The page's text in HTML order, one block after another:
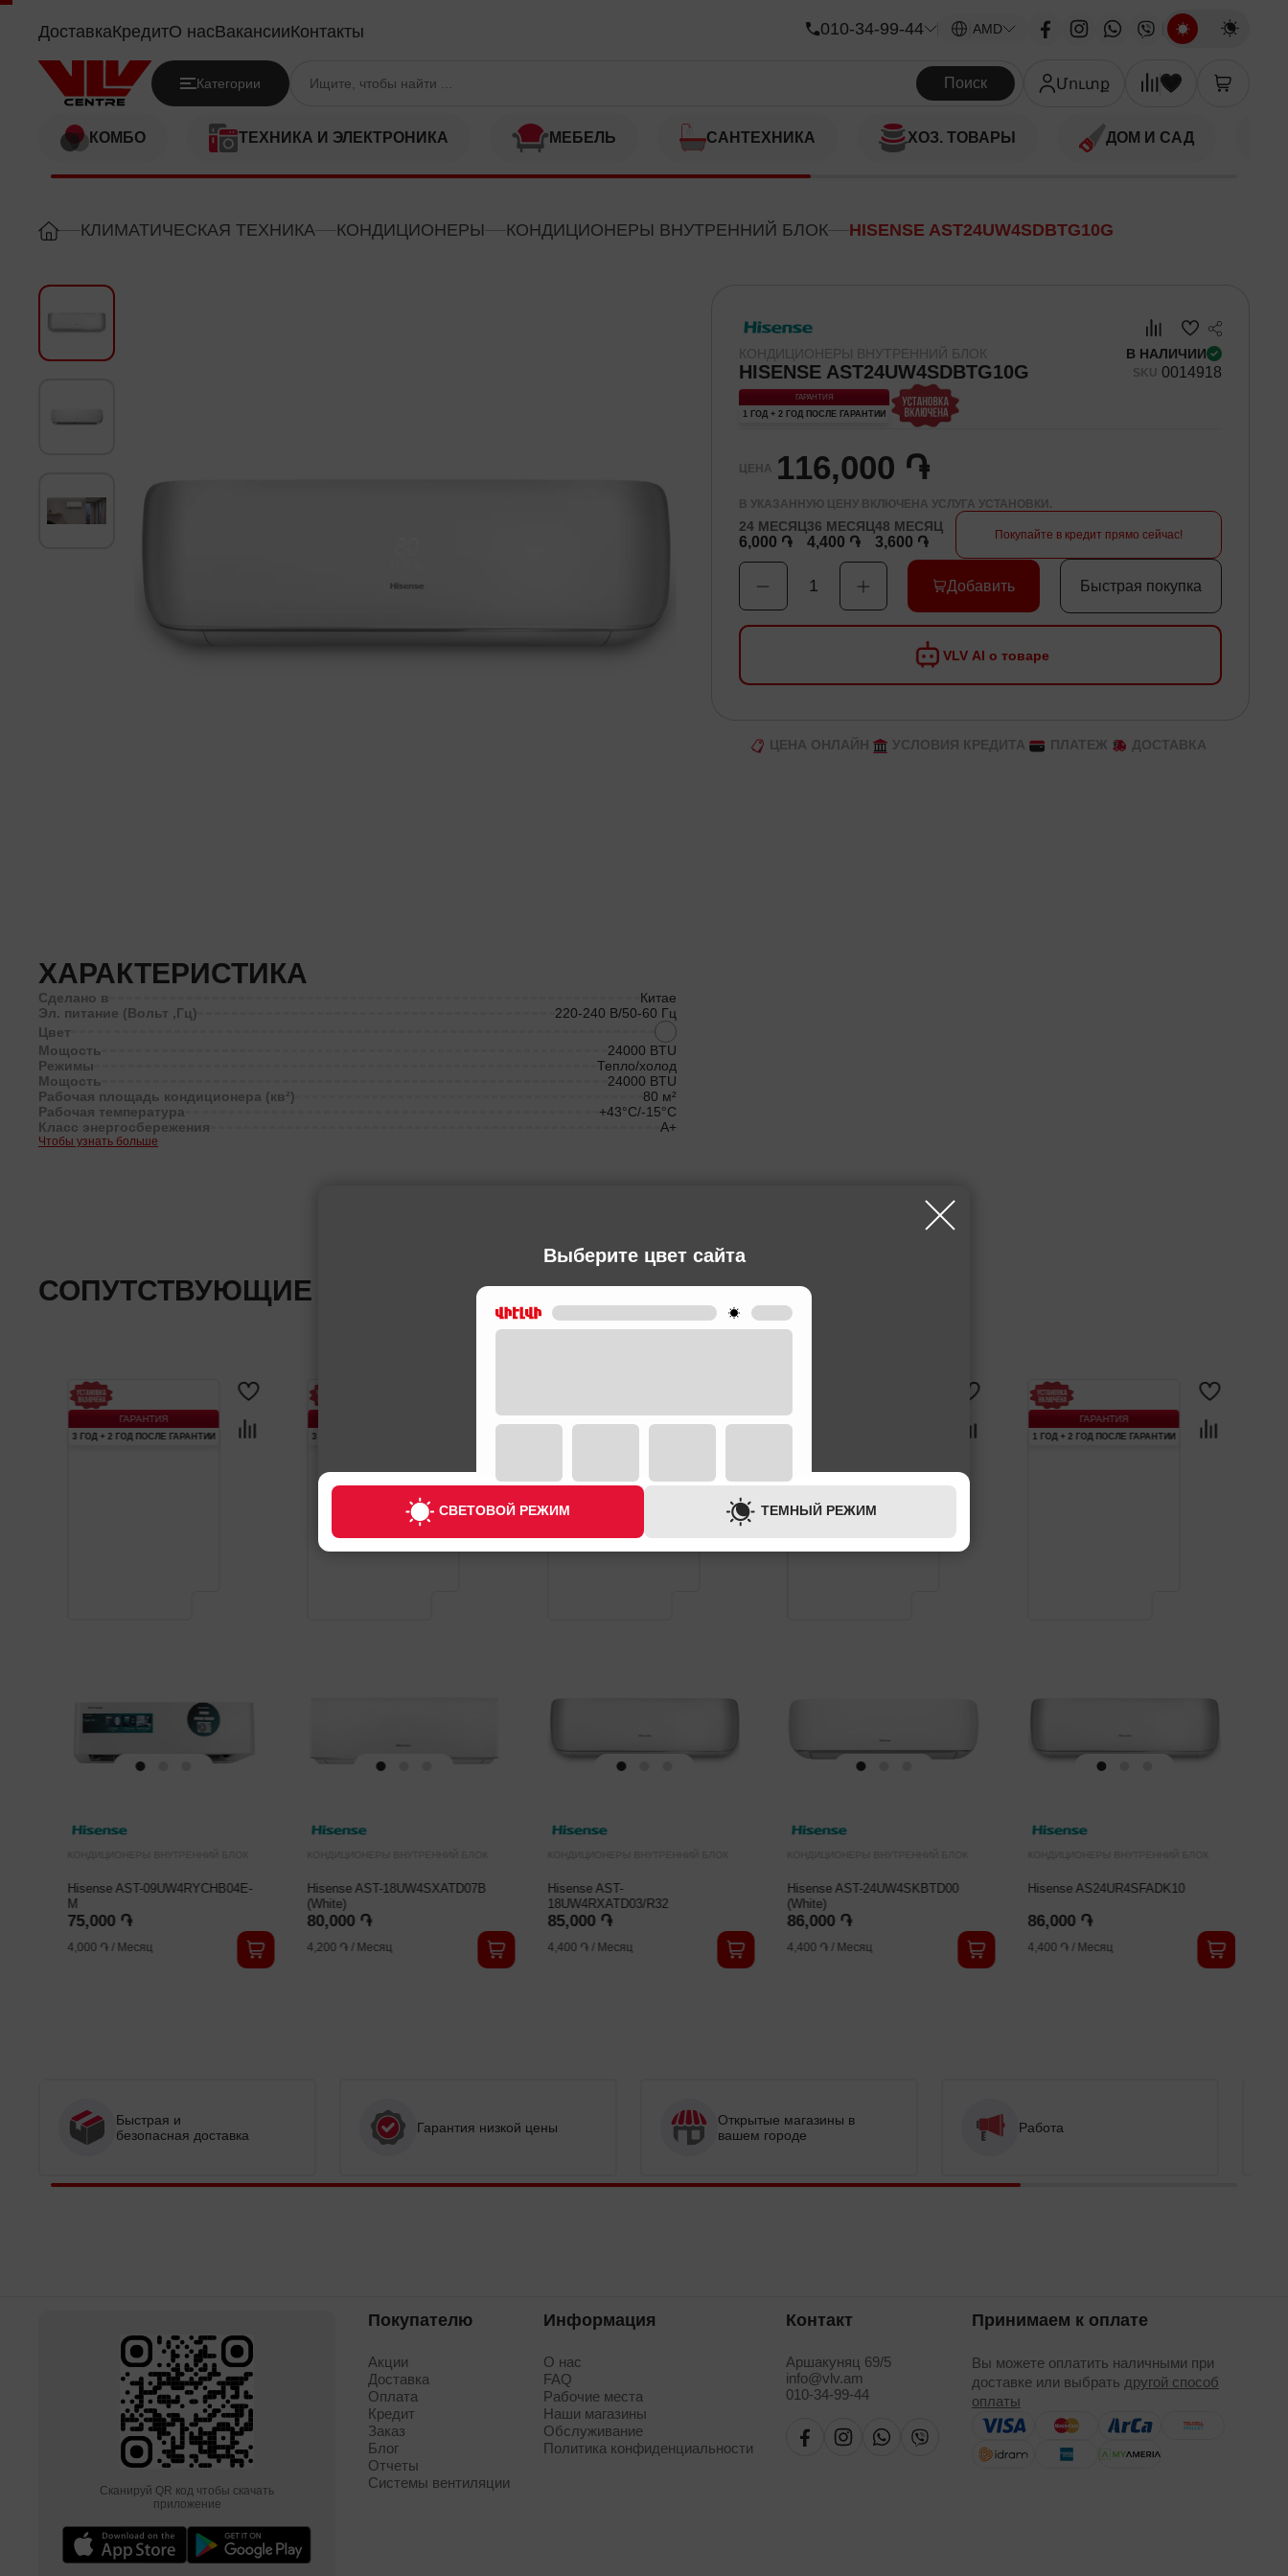
HISENSE AST24UW4SDBTG10G
Выберите цвет сайта
СВЕТОВОЙ РЕЖИМ ТЕМНЫЙ РЕЖИМ
ДоставкаКредитО насВакансииКонтакты 010-34-99-44 AMD
Категории Поиск Մուտք
КОМБО ТЕХНИКА И ЭЛЕКТРОНИКА МЕБЕЛЬ САНТЕХНИКА ХОЗ. ТОВАРЫ ДОМ И САД
КЛИМАТИЧЕСКАЯ ТЕХНИКА КОНДИЦИОНЕРЫ КОНДИЦИОНЕРЫ ВНУТРЕННИЙ БЛОК HISENSE AST24UW4SDBTG10G
VLV AI о товаре
КОНДИЦИОНЕРЫ ВНУТРЕННИЙ БЛОК В НАЛИЧИИ
HISENSE AST24UW4SDBTG10G SKU 0014918
ГАРАНТИЯ
1 ГОД + 2 ГОД ПОСЛЕ ГАРАНТИИ
ЦЕНА 116,000 ֏
В УКАЗАННУЮ ЦЕНУ ВКЛЮЧЕНА УСЛУГА УСТАНОВКИ.
24 МЕСЯЦ
6,000 ֏
36 МЕСЯЦ
4,400 ֏
48 МЕСЯЦ
3,600 ֏ Покупайте в кредит прямо сейчас!
1 Добавить Быстрая покупка
ЦЕНА ОНЛАЙН УСЛОВИЯ КРЕДИТА ПЛАТЕЖ ДОСТАВКА
ХАРАКТЕРИСТИКА
Сделано в
Китае
Эл. питание (Вольт ,Гц)
220-240 В/50-60 Гц
Цвет
Мощость
24000 BTU
Режимы
Тепло/холод
Мощость
24000 BTU
Рабочая площадь кондиционера (кв²)
80 м²
Рабочая температура
+43°C/-15°C
Класс энергосбережения
A+
Чтобы узнать больше
СОПУТСТВУЮЩИЕ ТОВАРЫ
ГАРАНТИЯ
3 ГОД + 2 ГОД ПОСЛЕ ГАРАНТИИ
Hisense AST-09UW4RYCHB04E-
M
75,000 ֏
4,000 ֏ / Месяц
3 ГОД + 2 ГОД ПОСЛЕ ГАРАНТИИ
Hisense AST-18UW4SXATD07B
(White)
80,000 ֏
4,200 ֏ / Месяц
ГАРАНТИЯ
Hisense AST-
18UW4RXATD03/R32
85,000 ֏
4,400 ֏ / Месяц
Hisense AST-24UW4SKBTD00
(White)
86,000 ֏
4,400 ֏ / Месяц
ГАРАНТИЯ
1 ГОД + 2 ГОД ПОСЛЕ ГАРАНТИИ
Hisense AS24UR4SFADK10
86,000 ֏
4,400 ֏ / Месяц
Быстрая и
безопасная доставка
Гарантия низкой цены
Открытые магазины в
вашем городе
Работа
Сканируй QR код чтобы скачать
приложение
Покупателю
Акции
Доставка
Оплата
Кредит
Заказ
Блог
Отчеты
Системы вентиляции
Информация
О нас
FAQ
Рабочие места
Наши магазины
Обслуживание
Политика конфиденциальности
Контакт
Аршакуняц 69/5
info@vlv.am
010-34-99-44
Принимаем к оплате
Вы можете оплатить наличными при
доставке или выбрать другой способ
оплаты